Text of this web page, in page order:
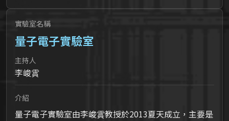
實驗室名稱
量子電子實驗室
主持人
李峻霣
介紹
量子電子實驗室由李峻霣教授於2013夏天成立，主要是